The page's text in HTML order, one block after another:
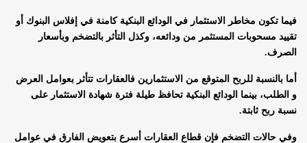
فيما تكون مخاطر الاستثمار في الودائع البنكية كامنة في إفلاس البنوك أو
تقييد مسحوبات المستثمر من ودائعه، وكذل التأثر بالتضخم وبأسعار
الصرف.
أما بالنسبة للربح المتوقع من الاستثمارين فالعقارات تتأثر بعوامل العرض
و الطلب، بينما الودائع البنكية تحافظ طيلة فترة شهادة الاستثمار على
نسبة ربح ثابتة.
وفي حالات التضخم فإن قطاع العقارات أسرع بتعويض الفارق في عوامل